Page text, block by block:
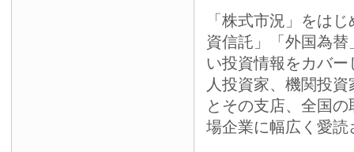
「株式市況」をは
資信託」「外国為
い投資情報をカバ
人投資家、機関投
とその支店、全国
場企業に幅広く愛読